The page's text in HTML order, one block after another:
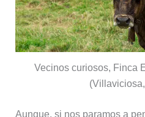
Vecinos curiosos, Finca
Aunque, si nos paramos a